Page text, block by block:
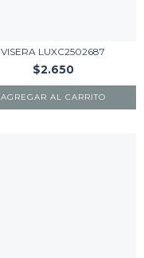
VISERA LUXC2502687
$2.650
AGREGAR AL CARRITO